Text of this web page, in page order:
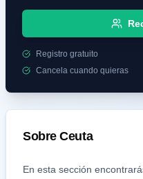
Registro gratuito
Cancela cuando quieras
SobreCeuta
En esta sección